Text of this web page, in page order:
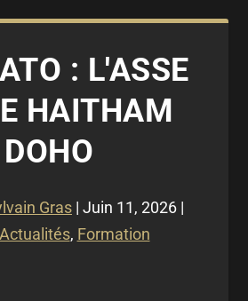
: L'ASSE
HAITHAM
DOHO
Gras | Juin 11, 2026 |
, Formation